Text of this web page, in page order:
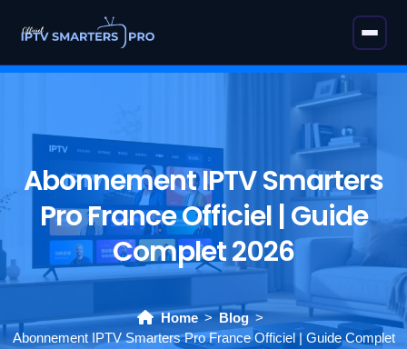
Abonnement IPTV Smarters
Pro France Officiel | Guide
Complet 2026
Home
Blog
Abonnement IPTV Smarters Pro France Officiel | Guide Complet